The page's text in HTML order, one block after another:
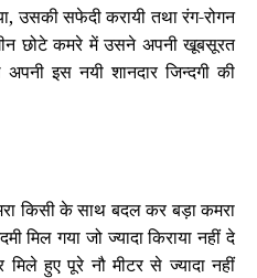
उसकी सफेदी करायी तथा रंग-रोगन
छोटे कमरे में उसने अपनी खूबसूरत
इस नयी शानदार जिन्दगी की
किसी के साथ बदल कर बड़ा कमरा
गया जो ज्यादा किराया नहीं दे
हुए पूरे नौ मीटर से ज्यादा नहीं